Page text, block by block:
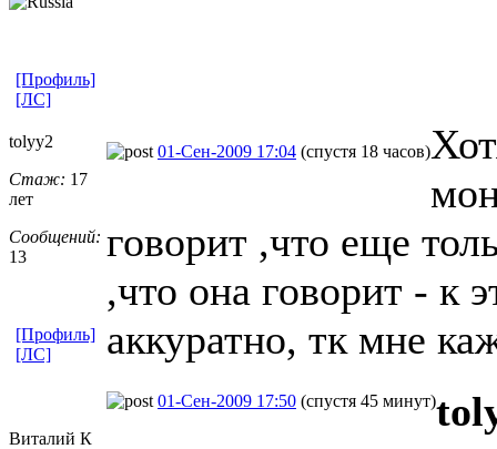
[Профиль]
[ЛС]
tolyy2
Стаж: 17
лет
Сообщений:
13
01-Сен-2009 17:04 (спустя 18 часов)
говорит ,что еще
,что она говорит - к
аккуратно, тк мне
[Профиль]
[ЛС]
Виталий К
01-Сен-2009 17:50 (спустя 45 минут)